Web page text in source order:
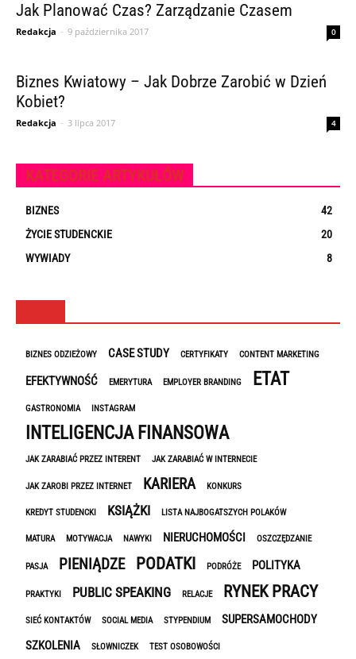
Jak Planować Czas? Zarządzanie Czasem
Redakcja - 9 października 2017 0
Biznes Kwiatowy – Jak Dobrze Zarobić w Dzień
Kobiet?
Redakcja - 3 lipca 2017 4
KATEGORIE ARTYKUŁÓW
BIZNES
42
ŻYCIE STUDENCKIE
20
WYWIADY
8
BIZNES ODZIEŻOWY CASE STUDY CERTYFIKATY CONTENT MARKETING
EFEKTYWNOŚĆ EMERYTURA EMPLOYER BRANDING ETAT
GASTRONOMIA INSTAGRAM
INTELIGENCJA FINANSOWA
JAK ZARABIAĆ PRZEZ INTERENT JAK ZARABIAĆ W INTERNECIE
JAK ZAROBI PRZEZ INTERNET KARIERA KONKURS
KREDYT STUDENCKI KSIĄŻKI LISTA NAJBOGATSZYCH POLAKÓW
MATURA MOTYWACJA NAWYKI NIERUCHOMOŚCI OSZCZĘDZANIE
PASJA PIENIĄDZE PODATKI PODRÓŻE POLITYKA
PRAKTYKI PUBLIC SPEAKING RELACJE RYNEK PRACY
SIEĆ KONTAKTÓW SOCIAL MEDIA STYPENDIUM
SUPERSAMOCHODY
SZKOLENIA
SŁOWNICZEK TEST OSOBOWOŚCI